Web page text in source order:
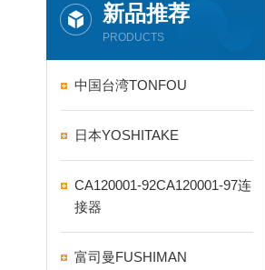
新品推荐
PRODUCTS
中国台湾TONFOU
日本YOSHITAKE
CA120001-92CA120001-97连
接器
富司曼FUSHIMAN